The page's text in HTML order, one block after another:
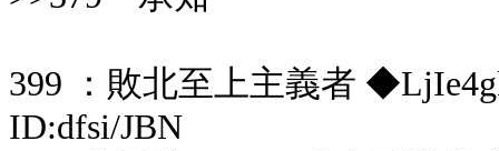
399 ：敗北至上主義者
ID:dfsi/JBN